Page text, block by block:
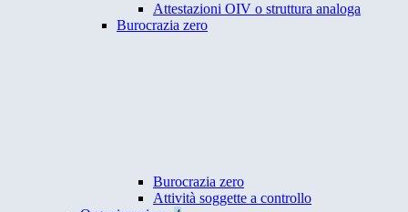
Attestazioni OIV o struttura analoga
Burocrazia zero
Burocrazia zero
Attività soggette a controllo